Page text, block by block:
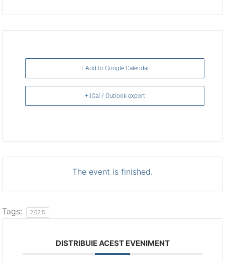
+ Add to Google Calendar
+ iCal / Outlook export
The event is finished.
Tags: 2025
DISTRIBUIE ACEST EVENIMENT